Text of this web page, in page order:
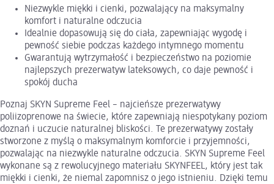
Niezwykle miękki i cienki, pozwalający na maksymalny
komfort i naturalne odczucia
Idealnie dopasowują się do ciała, zapewniając wygodę i
pewność siebie podczas każdego intymnego momentu
Gwarantują wytrzymałość i bezpieczeństwo na poziomie
najlepszych prezerwatyw lateksowych, co daje pewność i
spokój ducha
Poznaj SKYN Supreme Feel – najcieńsze prezerwatywy
poliizoprenowe na świecie, które zapewniają niespotykany poziom
doznań i uczucie naturalnej bliskości. Te prezerwatywy zostały
stworzone z myślą o maksymalnym komforcie i przyjemności,
pozwalając na niezwykle naturalne odczucia. SKYN Supreme Feel
wykonane są z rewolucyjnego materiału SKYNFEEL, który jest tak
miękki i cienki, że niemal zapomnisz o jego istnieniu. Dzięki temu